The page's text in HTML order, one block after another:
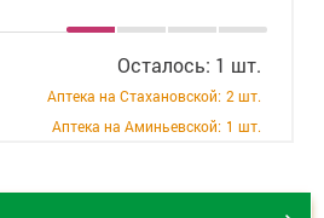
Осталось: 1 шт.
Аптека на Стахановской: 2 шт.
Аптека на Аминьевской: 1 шт.